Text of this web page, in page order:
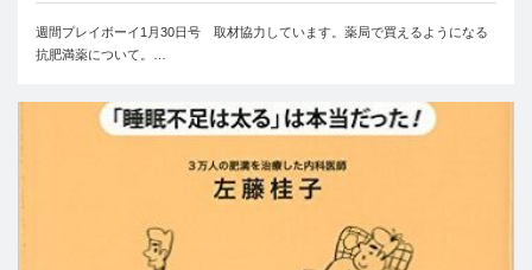
週間プレイボーイ1月30日号 取材協力しています。薬局で買えるようになる
抗肥満薬について。…